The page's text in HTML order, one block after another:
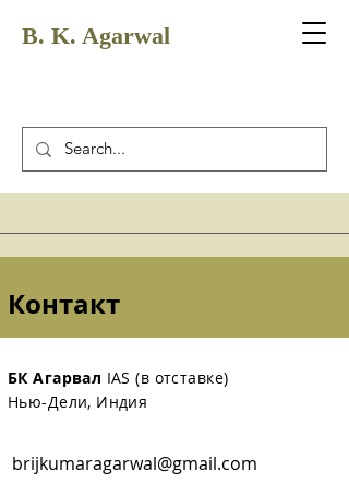
B. K. Agarwal
Контакт
БК Агарвал IAS (в отставке)
Нью-Дели, Индия
brijkumaragarwal@gmail.com